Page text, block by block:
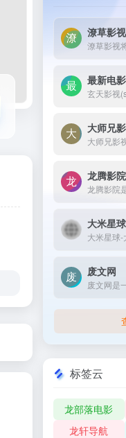
废文网
废文网是
标签云
龙部落电影
龙轩导航